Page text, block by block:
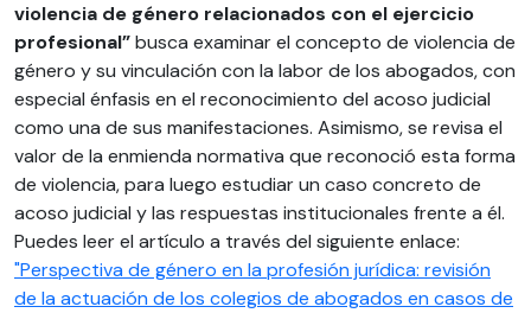
violencia de género relacionados con el ejercicio
profesional”busca examinar el concepto de violencia de
género y su vinculación con la labor de los abogados, con
especial énfasis en el reconocimiento del acoso judicial
como una de sus manifestaciones. Asimismo, se revisa el
valor de la enmienda normativa que reconoció esta forma
de violencia, para luego estudiar un caso concreto de
acoso judicial y las respuestas institucionales frente a él.
Puedes leer el artículo a través del siguiente enlace:
"Perspectiva de género en la profesión jurídica: revisión
de la actuación de los colegios de abogados en casos de